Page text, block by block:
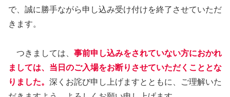
で、誠に勝手ながら申し込み受け付けを終了させていただ
きます。
つきましては、 事前申し込みをされていない方におかれ
ましては、当日のご入場をお断りさせていただくこととな
りました。 深くお詫び申し上げますとともに、ご理解いた